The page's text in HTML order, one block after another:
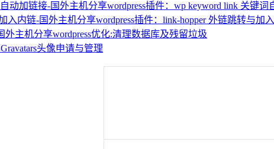
wordpress插件：wp keyword link 关键词
wordpress插件：link-hopper 外链跳转与加
wordpress优化:清理数据库及残留垃圾
Gravatars头像申请与管理